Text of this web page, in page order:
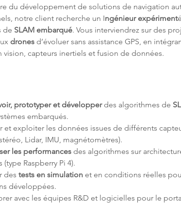
du développement de solutions de navigation
notre client recherche un Ingénieur expériment
de SLAM embarqué. Vous interviendrez sur des
drones d’évoluer sans assistance GPS, en
vision, capteurs inertiels et fusion de données.
prototyper et développer des algorithmes de
embarqués.
et exploiter les données issues de différents
Lidar, IMU, magnétomètres).
les performances des algorithmes sur
(type Raspberry Pi 4).
des tests en simulation et en conditions réelles
développées.
avec les équipes R&D et logicielles pour le